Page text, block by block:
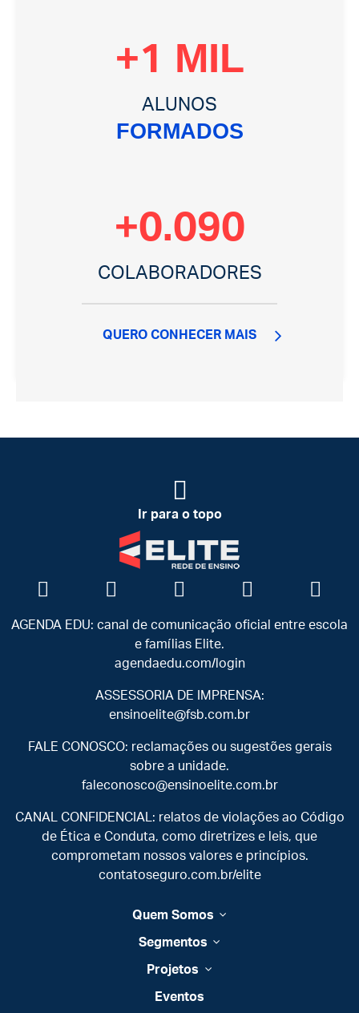
+6 MIL
ALUNOS
FORMADOS
+0.690
COLABORADORES
QUERO CONHECER MAIS
Ir para o topo
AGENDA EDU: canal de comunicação oficial entre escola
e famílias Elite.
agendaedu.com/login
ASSESSORIA DE IMPRENSA:
ensinoelite@fsb.com.br
FALE CONOSCO: reclamações ou sugestões gerais
sobre a unidade.
faleconosco@ensinoelite.com.br
CANAL CONFIDENCIAL: relatos de violações ao Código
de Ética e Conduta, como diretrizes e leis, que
comprometam nossos valores e princípios.
contatoseguro.com.br/elite
Quem Somos
Segmentos
Projetos
Eventos